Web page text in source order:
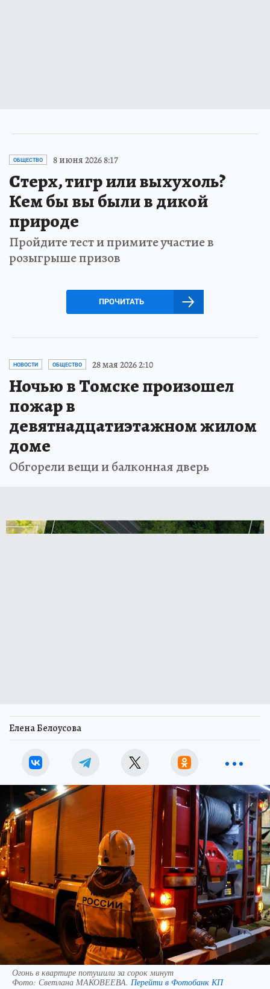
ОБЩЕСТВО 8 июня 2026 8:17
Стерх, тигр или выхухоль?
Кем бы вы были в дикой
природе
Пройдите тест и примите участие в
розыгрыше призов
ПРОЧИТАТЬ
НОВОСТИ ОБЩЕСТВО 28 мая 2026 2:10
Ночью в Томске произошел
пожар в
девятнадцатиэтажном жилом
доме
Обгорели вещи и балконная дверь
Елена Белоусова
Огонь в квартире потушили за сорок минут
Фото: Светлана МАКОВЕЕВА. Перейти в Фотобанк КП